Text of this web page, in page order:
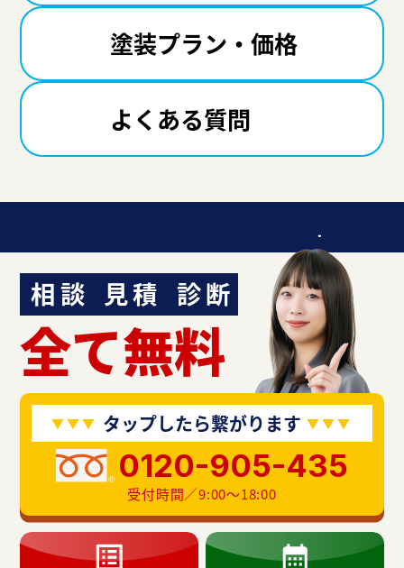
塗装プラン・価格
よくある質問
迷ったら聞いてみよう！
相談 見積 診断
全て無料
タップしたら繋がります
0120-905-435
受付時間／9:00〜18:00